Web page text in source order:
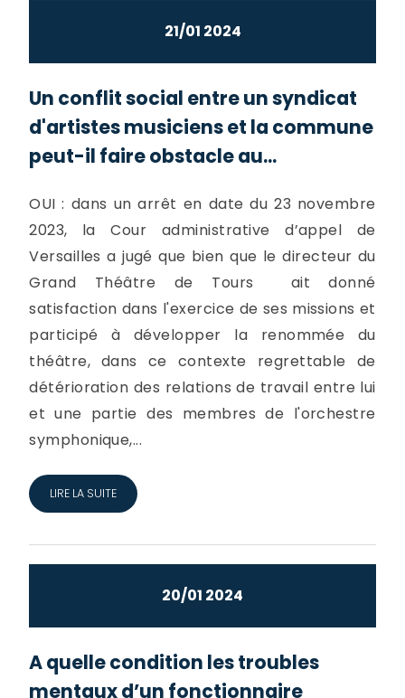
21/01 2024
Un conflit social entre un syndicat
d'artistes musiciens et la commune
peut-il faire obstacle au...
OUI : dans un arrêt en date du 23 novembre
2023, la Cour administrative d’appel de
Versailles a jugé que bien que le directeur du
Grand Théâtre de Tours ait donné
satisfaction dans l'exercice de ses missions et
participé à développer la renommée du
théâtre, dans ce contexte regrettable de
détérioration des relations de travail entre lui
et une partie des membres de l'orchestre
symphonique,...
LIRE LA SUITE
20/01 2024
A quelle condition les troubles
mentaux d’un fonctionnaire